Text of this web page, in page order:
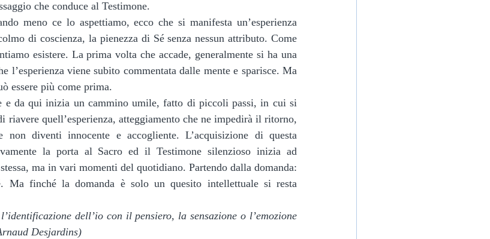
che conduce al Testimone.
di coscienza, la pienezza di Sé senza nessun attributo. Come
esistere. La prima volta che accade, generalmente si ha una
l’esperienza viene subito commentata dalle mente e sparisce. Ma
essere più come prima.
riavere quell’esperienza, atteggiamento che ne impedirà il ritorno,
diventi innocente e accogliente. L’acquisizione di questa
la porta al Sacro ed il Testimone silenzioso inizia ad
ma in vari momenti del quotidiano. Partendo dalla domanda:
Ma finché la domanda è solo un quesito intellettuale si resta
dell’io con il pensiero, la sensazione o l’emozione
Desjardins)